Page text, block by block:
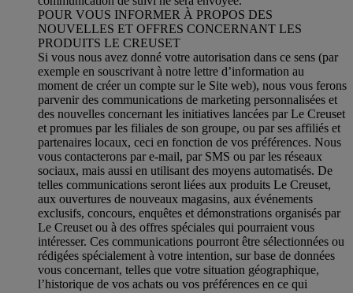
POUR VOUS INFORMER À PROPOS DES
NOUVELLES ET OFFRES CONCERNANT LES
PRODUITS LE CREUSET
Si vous nous avez donné votre autorisation dans ce sens (par
exemple en souscrivant à notre lettre d’information au
moment de créer un compte sur le Site web), nous vous ferons
parvenir des communications de marketing personnalisées et
des nouvelles concernant les initiatives lancées par Le Creuset
et promues par les filiales de son groupe, ou par ses affiliés et
partenaires locaux, ceci en fonction de vos préférences. Nous
vous contacterons par e-mail, par SMS ou par les réseaux
sociaux, mais aussi en utilisant des moyens automatisés. De
telles communications seront liées aux produits Le Creuset,
aux ouvertures de nouveaux magasins, aux événements
exclusifs, concours, enquêtes et démonstrations organisés par
Le Creuset ou à des offres spéciales qui pourraient vous
intéresser. Ces communications pourront être sélectionnées ou
rédigées spécialement à votre intention, sur base de données
vous concernant, telles que votre situation géographique,
l’historique de vos achats ou vos préférences en ce qui